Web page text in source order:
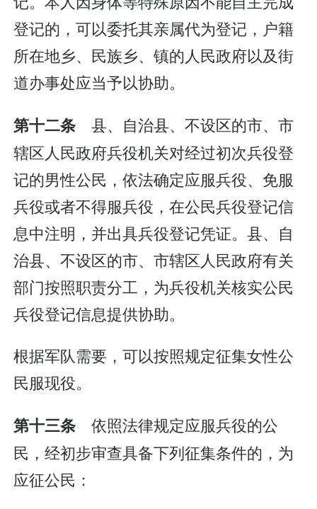
登记的，可以委托其亲属代为登记，户籍
所在地乡、民族乡、镇的人民政府以及街
道办事处应当予以协助。
第十二条 县、自治县、不设区的市、市
辖区人民政府兵役机关对经过初次兵役登
记的男性公民，依法确定应服兵役、免服
兵役或者不得服兵役，在公民兵役登记信
息中注明，并出具兵役登记凭证。县、自
治县、不设区的市、市辖区人民政府有关
部门按照职责分工，为兵役机关核实公民
兵役登记信息提供协助。
根据军队需要，可以按照规定征集女性公
民服现役。
第十三条 依照法律规定应服兵役的公
民，经初步审查具备下列征集条件的，为
应征公民：